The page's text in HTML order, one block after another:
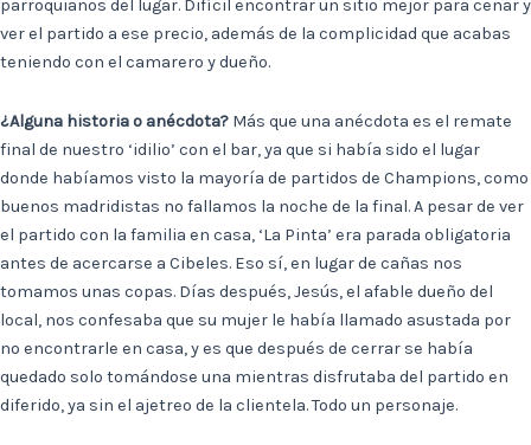
parroquianos del lugar. Difícil encontrar un sitio mejor para cenar y
ver el partido a ese precio, además de la complicidad que acabas
teniendo con el camarero y dueño.
¿Alguna historia o anécdota? Más que una anécdota es el remate
final de nuestro ‘idilio’ con el bar, ya que si había sido el lugar
donde habíamos visto la mayoría de partidos de Champions, como
buenos madridistas no fallamos la noche de la final. A pesar de ver
el partido con la familia en casa, ‘La Pinta’ era parada obligatoria
antes de acercarse a Cibeles. Eso sí, en lugar de cañas nos
tomamos unas copas. Días después, Jesús, el afable dueño del
local, nos confesaba que su mujer le había llamado asustada por
no encontrarle en casa, y es que después de cerrar se había
quedado solo tomándose una mientras disfrutaba del partido en
diferido, ya sin el ajetreo de la clientela. Todo un personaje.